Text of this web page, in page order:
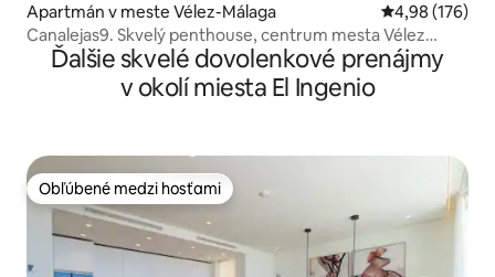
Apartmán v meste Vélez-Málaga Priemerné
4,98 (176)
Canalejas9. Skvelý penthouse, centrum mesta Vélez
Málaga.
Ďalšie skvelé dovolenkové prenájmy
v okolí miesta El Ingenio
Obľúbené medzi hosťami
Obľúbené medzi hosťami